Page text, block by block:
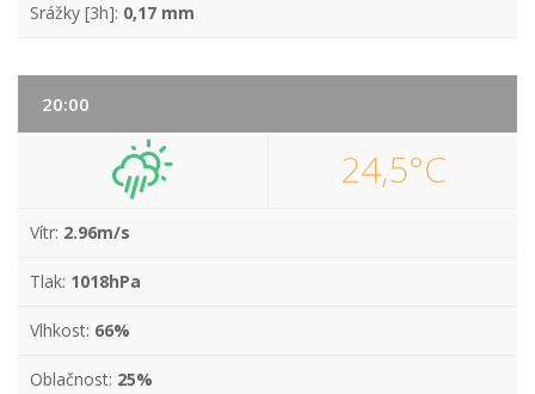
Srážky [3h]: 0,17 mm
20:00
24,5°C
Vítr: 2.96m/s
Tlak: 1018hPa
Vlhkost: 66%
Oblačnost: 25%